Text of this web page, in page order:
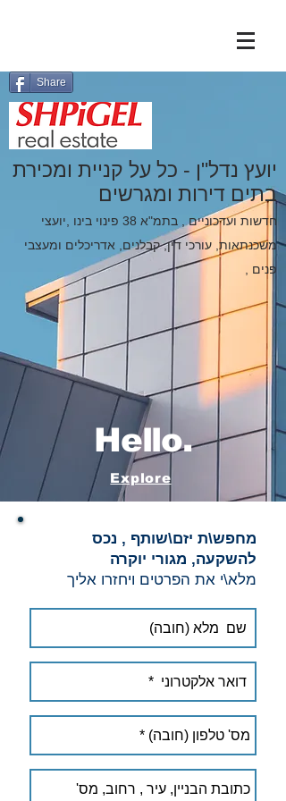
מחפש\ת יזם\שותף , נכס
להשקעה, מגורי יוקרה
מלא\י את הפרטים ויחזרו אליך
Hello.
Explore
יועץ נדל"ן - כל על קניית ומכירת
בתים דירות ומגרשים
חדשות ועדכוניים , בתמ"א 38 פינוי בינו ,יועצי
משכנתאות, עורכי דין,קבלנים אדריכלים ומעצבי
פנים
Share